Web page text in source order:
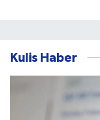
Kulis Haber